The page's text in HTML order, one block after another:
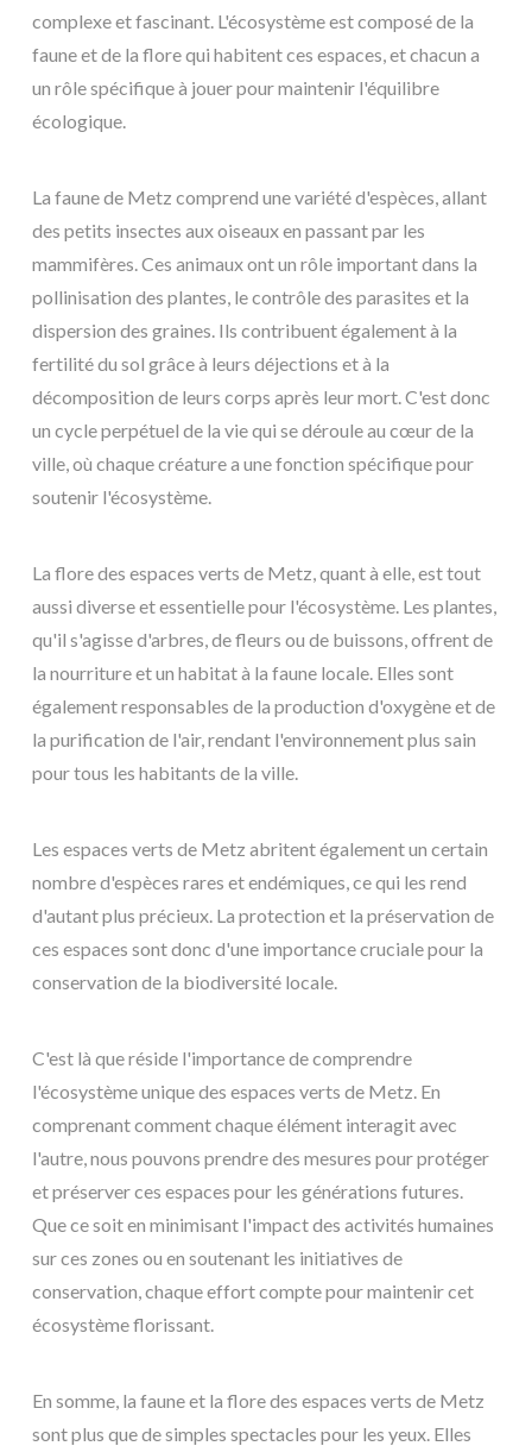
complexe et fascinant. L'écosystème est composé de la
faune et de la flore qui habitent ces espaces, et chacun a
un rôle spécifique à jouer pour maintenir l'équilibre
écologique.
La faune de Metz comprend une variété d'espèces, allant
des petits insectes aux oiseaux en passant par les
mammifères. Ces animaux ont un rôle important dans la
pollinisation des plantes, le contrôle des parasites et la
dispersion des graines. Ils contribuent également à la
fertilité du sol grâce à leurs déjections et à la
décomposition de leurs corps après leur mort. C'est donc
un cycle perpétuel de la vie qui se déroule au cœur de la
ville, où chaque créature a une fonction spécifique pour
soutenir l'écosystème.
La flore des espaces verts de Metz, quant à elle, est tout
aussi diverse et essentielle pour l'écosystème. Les plantes,
qu'il s'agisse d'arbres, de fleurs ou de buissons, offrent de
la nourriture et un habitat à la faune locale. Elles sont
également responsables de la production d'oxygène et de
la purification de l'air, rendant l'environnement plus sain
pour tous les habitants de la ville.
Les espaces verts de Metz abritent également un certain
nombre d'espèces rares et endémiques, ce qui les rend
d'autant plus précieux. La protection et la préservation de
ces espaces sont donc d'une importance cruciale pour la
conservation de la biodiversité locale.
C'est là que réside l'importance de comprendre
l'écosystème unique des espaces verts de Metz. En
comprenant comment chaque élément interagit avec
l'autre, nous pouvons prendre des mesures pour protéger
et préserver ces espaces pour les générations futures.
Que ce soit en minimisant l'impact des activités humaines
sur ces zones ou en soutenant les initiatives de
conservation, chaque effort compte pour maintenir cet
écosystème florissant.
En somme, la faune et la flore des espaces verts de Metz
sont plus que de simples spectacles pour les yeux. Elles